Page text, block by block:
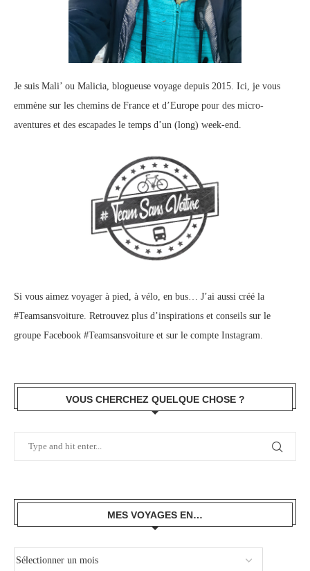
Je suis Mali’ ou Malicia, blogueuse voyage depuis 2015. Ici, je vous
emmène sur les chemins de France et d’Europe pour des micro-
aventures et des escapades le temps d’un (long) week-end.
Si vous aimez voyager à pied, à vélo, en bus… J’ai aussi créé la
#Teamsansvoiture. Retrouvez plus d’inspirations et conseils sur le
groupe Facebook #Teamsansvoiture et sur le compte Instagram
VOUS CHERCHEZ QUELQUE CHOSE ?
MES VOYAGES EN…